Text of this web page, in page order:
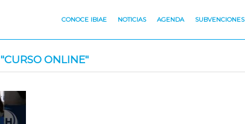
CONOCE IBIAE NOTICIAS AGENDA SUBVENCIONES
"CURSO ONLINE"